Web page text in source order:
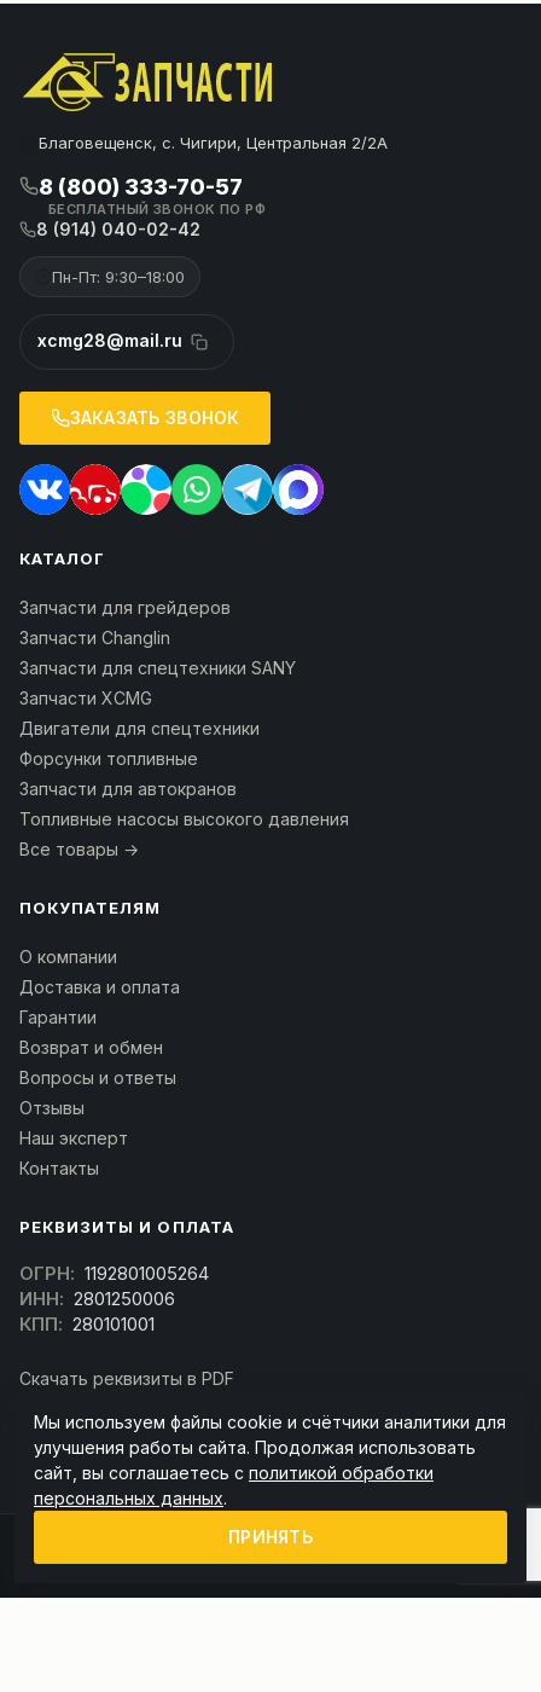
Благовещенск, с. Чигири, Центральная 2/2А
8 (800) 333-70-57
БЕСПЛАТНЫЙ ЗВОНОК ПО РФ
8 (914) 040-02-42
Пн-Пт: 9:30–18:00
xcmg28@mail.ru
ЗАКАЗАТЬ ЗВОНОК
КАТАЛОГ
Запчасти для грейдеров
Запчасти Changlin
Запчасти для спецтехники SANY
Запчасти XCMG
Двигатели для спецтехники
Форсунки топливные
Запчасти для автокранов
Топливные насосы высокого давления
Все товары →
ПОКУПАТЕЛЯМ
О компании
Доставка и оплата
Гарантии
Возврат и обмен
Вопросы и ответы
Отзывы
Наш эксперт
Контакты
РЕКВИЗИТЫ И ОПЛАТА
ОГРН: 1192801005264
ИНН: 2801250006
КПП: 280101001
Скачать реквизиты в PDF
(Скачать договор)
Мы используем файлы cookie и счётчики аналитики для
улучшения работы сайта. Продолжая использовать
сайт, вы соглашаетесь с политикой обработки
персональных данных.
ПРИНЯТЬ